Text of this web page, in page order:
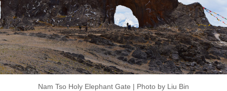
Nam Tso Holy Elephant Gate | Photo by Liu Bin